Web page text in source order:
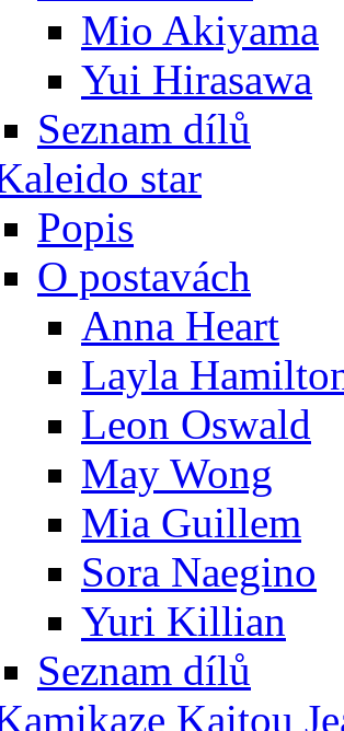
Mio Akiyama
Yui Hirasawa
Seznam dílů
star
Popis
O postavách
Anna Heart
Layla
Leon Oswald
May Wong
Mia Guillem
Sora Naegino
Yuri Killian
Seznam dílů
Kaitou